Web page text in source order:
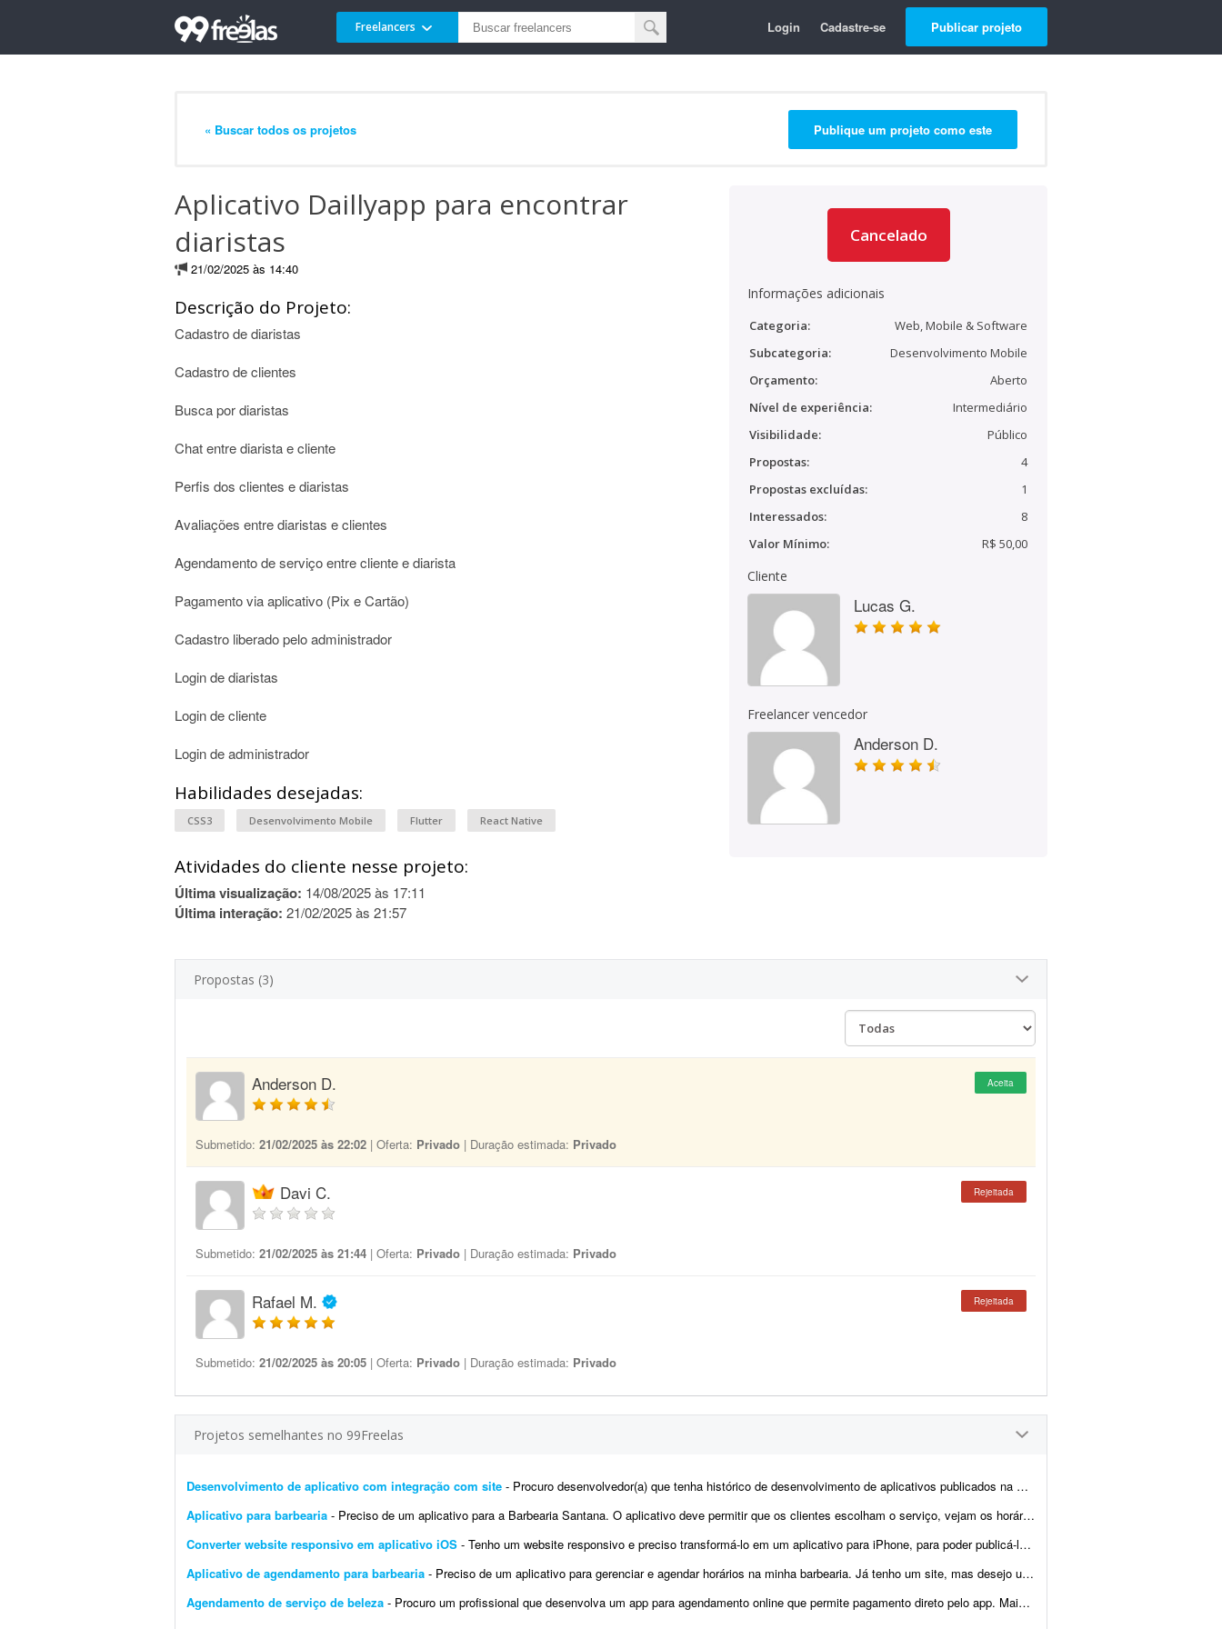
Freelancers Login Cadastre-se Publicar projeto
« Buscar todos os projetos Publique um projeto como este
Aplicativo Daillyapp para encontrar
diaristas
21/02/2025 às 14:40
Descrição do Projeto:
Cadastro de diaristas
Cadastro de clientes
Busca por diaristas
Chat entre diarista e cliente
Perfis dos clientes e diaristas
Avaliações entre diaristas e clientes
Agendamento de serviço entre cliente e diarista
Pagamento via aplicativo (Pix e Cartão)
Cadastro liberado pelo administrador
Login de diaristas
Login de cliente
Login de administrador
Habilidades desejadas:
CSS3 Desenvolvimento Mobile Flutter React Native
Atividades do cliente nesse projeto:
Última visualização: 14/08/2025 às 17:11
Última interação: 21/02/2025 às 21:57
Cancelado
Informações adicionais
Categoria:
Web, Mobile & Software
Subcategoria:
Desenvolvimento Mobile
Orçamento:
Aberto
Nível de experiência:
Intermediário
Visibilidade:
Público
Propostas:
4
Propostas excluídas:
1
Interessados:
8
Valor Mínimo:
R$ 50,00
Cliente
Lucas G.
Freelancer vencedor
Anderson D.
Propostas (3)
Anderson D. Aceita
Submetido: 21/02/2025 às 22:02 | Oferta: Privado | Duração estimada: Privado
Davi C. Rejeitada
Submetido: 21/02/2025 às 21:44 | Oferta: Privado | Duração estimada: Privado
Rafael M. Rejeitada
Submetido: 21/02/2025 às 20:05 | Oferta: Privado | Duração estimada: Privado
Projetos semelhantes no 99Freelas
Desenvolvimento de aplicativo com integração com site - Procuro desenvolvedor(a) que tenha histórico de desenvolvimento de aplicativos publicados na Google Play e na App Store. Preciso de experiência comprovada e, se possível, que e...
Aplicativo para barbearia - Preciso de um aplicativo para a Barbearia Santana. O aplicativo deve permitir que os clientes escolham o serviço, vejam os horários disponíveis, façam agendamento onlin...
Converter website responsivo em aplicativo iOS - Tenho um website responsivo e preciso transformá-lo em um aplicativo para iPhone, para poder publicá-lo na App Store.
Aplicativo de agendamento para barbearia - Preciso de um aplicativo para gerenciar e agendar horários na minha barbearia. Já tenho um site, mas desejo um aplicativo específico para agendamentos.
Agendamento de serviço de beleza - Procuro um profissional que desenvolva um app para agendamento online que permite pagamento direto pelo app. Mais detalhes após a assinatura da NDA.